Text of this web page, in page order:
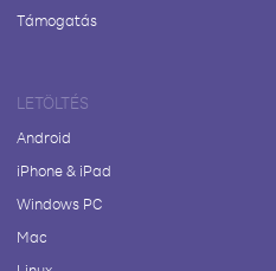
Támogatás
LETÖLTÉS
Android
iPhone & iPad
Windows PC
Mac